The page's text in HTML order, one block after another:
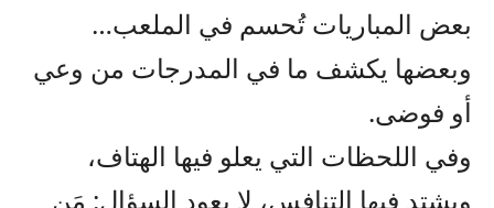
بعض المباريات تُحسم في الملعب…
وبعضها يكشف ما في المدرجات من وعي
أو فوضى.
وفي اللحظات التي يعلو فيها الهتاف،
ويشتد فيها التنافس، لا يعود السؤال: مَن